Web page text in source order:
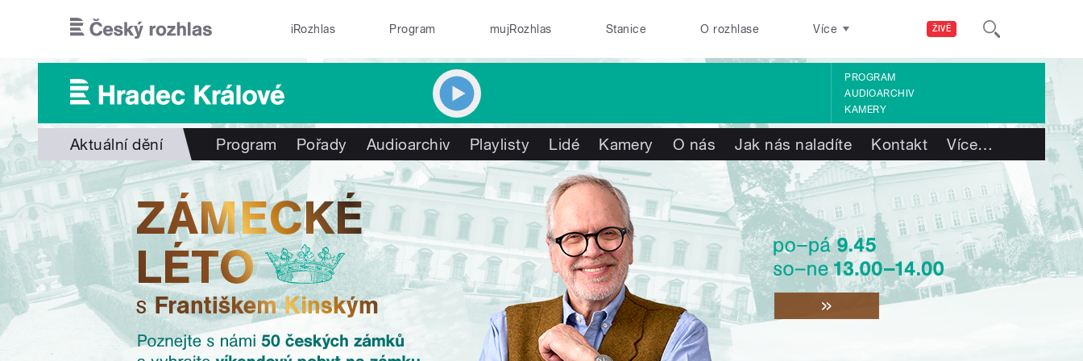
ŽIVĚ
iRozhlas Program mujRozhlas Stanice O rozhlase Více
PROGRAM
AUDIOARCHIV
KAMERY
Aktuální dění Program Pořady Audioarchiv Playlisty Lidé Kamery O nás Jak nás naladíte Kontakt Více…